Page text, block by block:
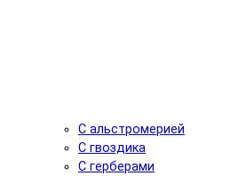
С альстромерией
С гвоздика
С герберами